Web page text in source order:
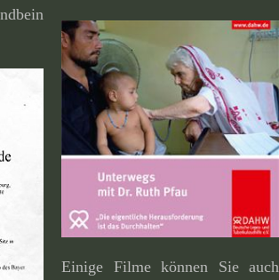
Einige Filme können Sie auch